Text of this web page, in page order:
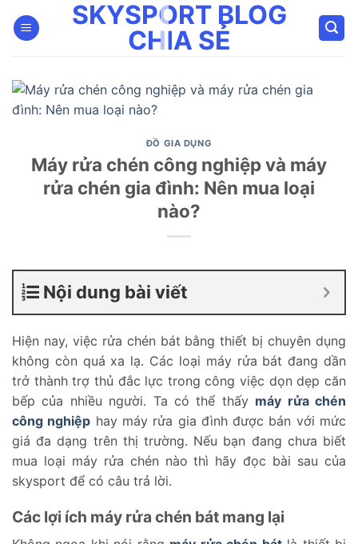
qua
SKYSPORT BLOG
CHIA SẺ
ĐỒ GIA DỤNG
Máy rửa chén công nghiệp và máy
rửa chén gia đình: Nên mua loại
nào?
Nội dung bài viết
Hiện nay, việc rửa chén bát bằng thiết bị chuyên dụng
không còn quá xa lạ. Các loại máy rửa bát đang dần
trở thành trợ thủ đắc lực trong công việc dọn dẹp căn
bếp của nhiều người. Ta có thể thấy máy rửa chén
công nghiệp hay máy rửa gia đình được bán với mức
giá đa dạng trên thị trường. Nếu bạn đang chưa biết
mua loại máy rửa chén nào thì hãy đọc bài sau của
skysport để có câu trả lời.
Các lợi ích máy rửa chén bát mang lại